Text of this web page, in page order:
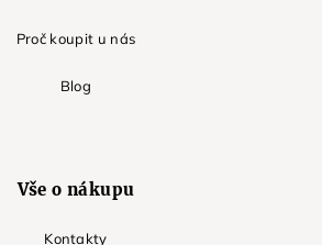
Proč koupit u nás
Blog
Vše o nákupu
Kontakty